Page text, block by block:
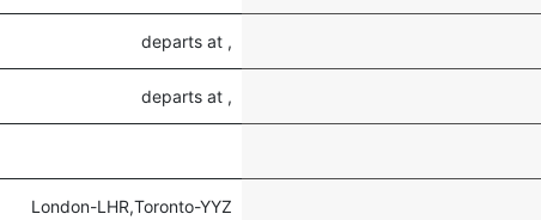
, departs at
, departs at
London-LHR,Toronto-YYZ